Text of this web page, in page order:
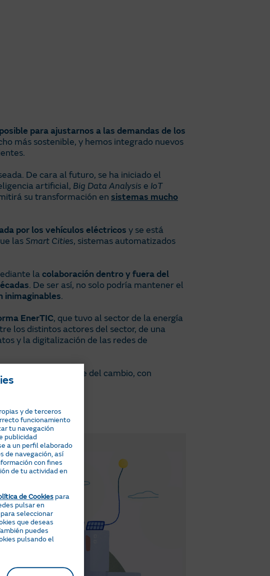
para ajustarnos a las demandas de los
más sostenible, y hemos integrado nuevos
De cara al futuro, se ha iniciado el
artificial, Big Data Analysis e IoT
su transformación en sistemas mucho
por los vehículos eléctricos y se está
las Smart Cities, sistemas automatizados
lacolaboración dentro y fuera del
. De ser así, no solo podría mantener el
inimaginables.
EnerTIC, que tuvo al sector de la energía
los distintos actores del sector, de una
y la digitalización de las redes de
también seáis parte del cambio, con
y de terceros
funcionamiento
tu navegación
publicidad
a un perfil elaborado
de navegación, así
con fines
de tu actividad en
de Cookies para
pulsar en
seleccionar
que deseas
puedes
pulsando el